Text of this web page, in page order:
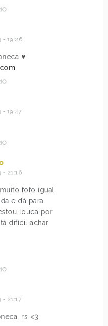
- 19:26
♥
- 19:47
- 21:16
fofo igual
e dá para
louca por
difícil achar
- 21:17
rs <3